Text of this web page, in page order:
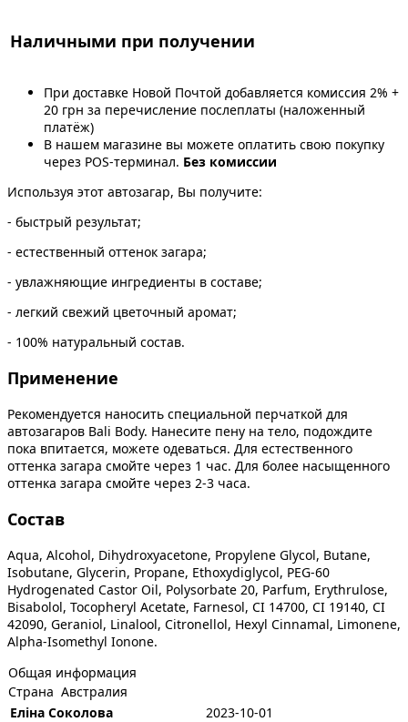
Наличными при получении
При доставке Новой Почтой добавляется комиссия 2% +
20 грн за перечисление послеплаты (наложенный
платёж)
В нашем магазине вы можете оплатить свою покупку
через POS-терминал. Без комиссии
Используя этот автозагар, Вы получите:
- быстрый результат;
- естественный оттенок загара;
- увлажняющие ингредиенты в составе;
- легкий свежий цветочный аромат;
- 100% натуральный состав.
Применение
Рекомендуется наносить специальной перчаткой для
автозагаров Bali Body. Нанесите пену на тело, подождите
пока впитается, можете одеваться. Для естественного
оттенка загара смойте через 1 час. Для более насыщенного
оттенка загара смойте через 2-3 часа.
Состав
Aqua, Alcohol, Dihydroxyacetone, Propylene Glycol, Butane,
Isobutane, Glycerin, Propane, Ethoxydiglycol, PEG-60
Hydrogenated Castor Oil, Polysorbate 20, Parfum, Erythrulose,
Bisabolol, Tocopheryl Acetate, Farnesol, CI 14700, CI 19140, CI
42090, Geraniol, Linalool, Citronellol, Hexyl Cinnamal, Limonene,
Alpha-Isomethyl Ionone.
Общая информация
Страна Австралия
Еліна Соколова
2023-10-01